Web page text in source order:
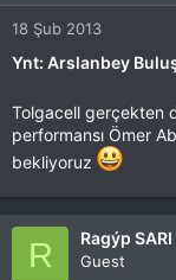
18 Şub 2013
Ynt: Arslanbey
Tolgacell gerçekten
performansı Ömer
bekliyoruz
R Ragýp SARI
Guest